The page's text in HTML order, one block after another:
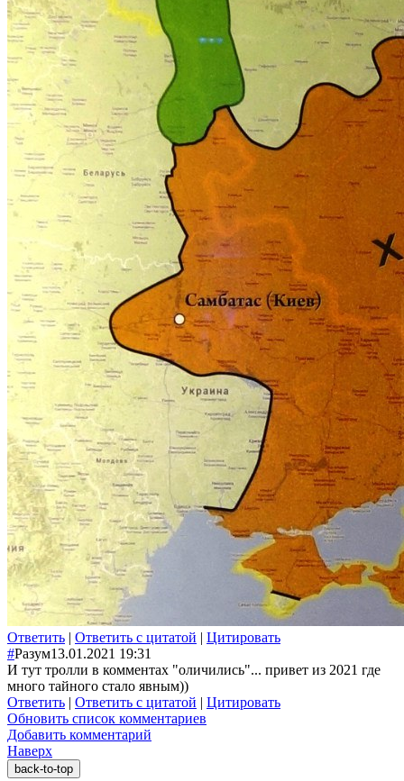
Ответить | Ответить с цитатой | Цитировать
#Разум13.01.2021 19:31
И тут тролли в комментах "оличились"... привет из 2021 где
много тайного стало явным))
Ответить | Ответить с цитатой | Цитировать
Обновить список комментариев
Добавить комментарий
Наверх
back-to-top